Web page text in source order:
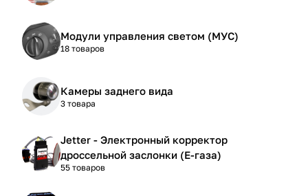
Модули управления светом (МУС)
18 товаров
Камеры заднего вида
3 товара
Jetter - Электронный корректор
дроссельной заслонки (Е-газа)
55 товаров